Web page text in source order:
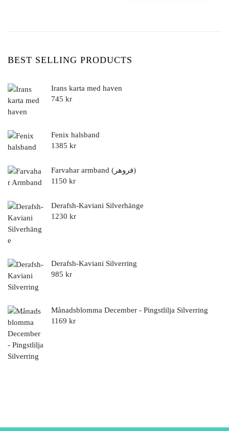
BEST SELLING PRODUCTS
Irans karta med haven
745 kr
Fenix halsband
1385 kr
Farvahar armband (فروهر)
1150 kr
Derafsh-Kaviani Silverhänge
1230 kr
Derafsh-Kaviani Silverring
985 kr
Månadsblomma December - Pingstlilja Silverring
1169 kr